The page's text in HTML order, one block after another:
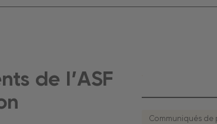
de l’ASF
Communiqués de